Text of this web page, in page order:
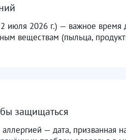
июля 2026 г.) — важное
веществам (пыльца,
защищаться
— дата, призванная